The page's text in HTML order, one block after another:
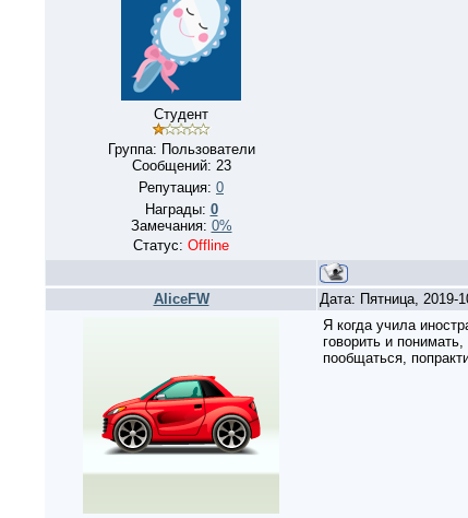
Студент
Группа: Пользователи
Сообщений: 23
Репутация: 0
Награды: 0
Замечания: 0%
Статус: Offline
AliceFW Дата: Пятница, 2019-
Я когда учила
говорить и
пообщаться,